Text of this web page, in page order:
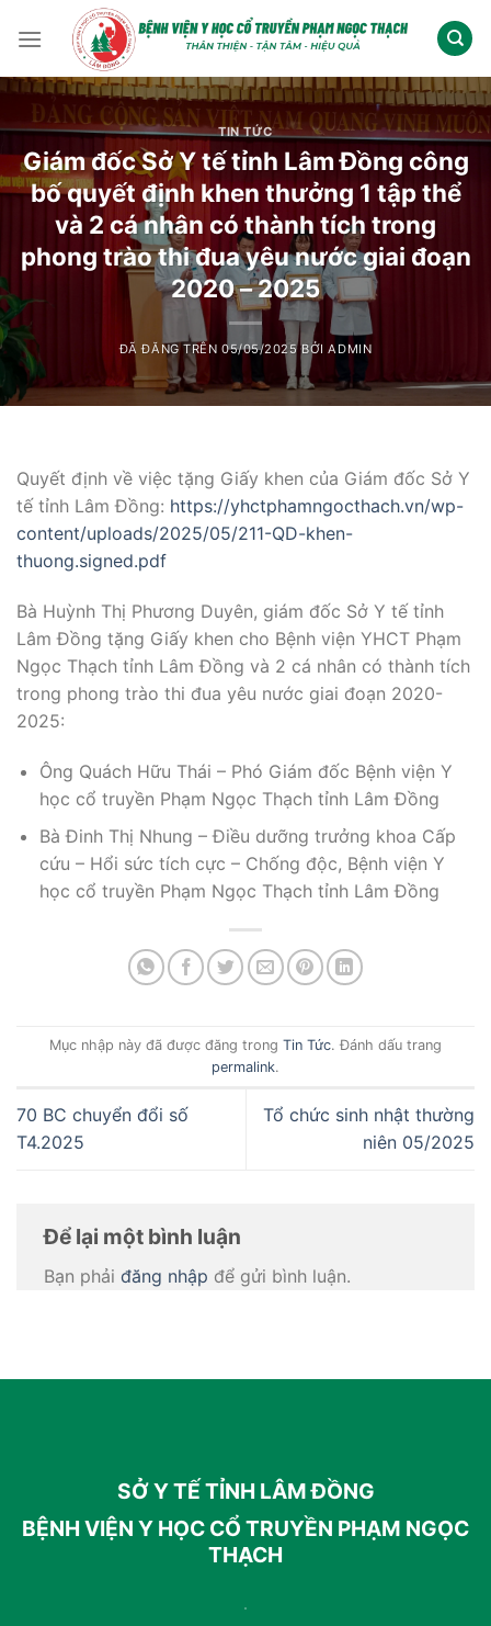
đến
dung
TIN TỨC
Giám đốc Sở Y tế tỉnh Lâm Đồng công
bố quyết định khen thưởng 1 tập thể
và 2 cá nhân có thành tích trong
phong trào thi đua yêu nước giai đoạn
2020 – 2025
ĐÃ ĐĂNG TRÊN05/05/2025 BỞIADMIN
Quyết định về việc tặng Giấy khen của Giám đốc Sở Y
tế tỉnh Lâm Đồng: https://yhctphamngocthach.vn/wp-
content/uploads/2025/05/211-QD-khen-
thuong.signed.pdf
Bà Huỳnh Thị Phương Duyên, giám đốc Sở Y tế tỉnh
Lâm Đồng tặng Giấy khen cho Bệnh viện YHCT Phạm
Ngọc Thạch tỉnh Lâm Đồng và 2 cá nhân có thành tích
trong phong trào thi đua yêu nước giai đoạn 2020-
2025:
Ông Quách Hữu Thái – Phó Giám đốc Bệnh viện Y
học cổ truyền Phạm Ngọc Thạch tỉnh Lâm Đồng
Bà Đinh Thị Nhung – Điều dưỡng trưởng khoa Cấp
cứu – Hổi sức tích cực – Chống độc, Bệnh viện Y
học cổ truyền Phạm Ngọc Thạch tỉnh Lâm Đồng
Mục nhập này đã được đăng trong Tin Tức. Đánh dấu trang
permalink.
70 BC chuyển đổi số
T4.2025
Tổ chức sinh nhật thường
niên 05/2025
Để lại một bình luận
Bạn phải đăng nhập để gửi bình luận.
SỞ Y TẾ TỈNH LÂM ĐỒNG
BỆNH VIỆN Y HỌC CỔ TRUYỀN PHẠM NGỌC
THẠCH